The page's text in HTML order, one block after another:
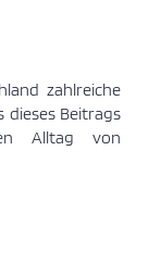
zahlreiche
dieses Beitrags
Alltag von